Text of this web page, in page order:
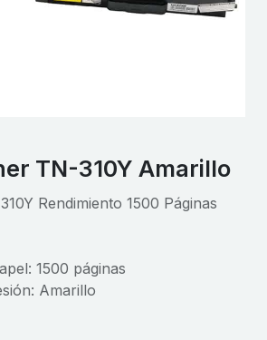
TN-310Y Amarillo
Rendimiento 1500 Páginas
1500 páginas
Amarillo